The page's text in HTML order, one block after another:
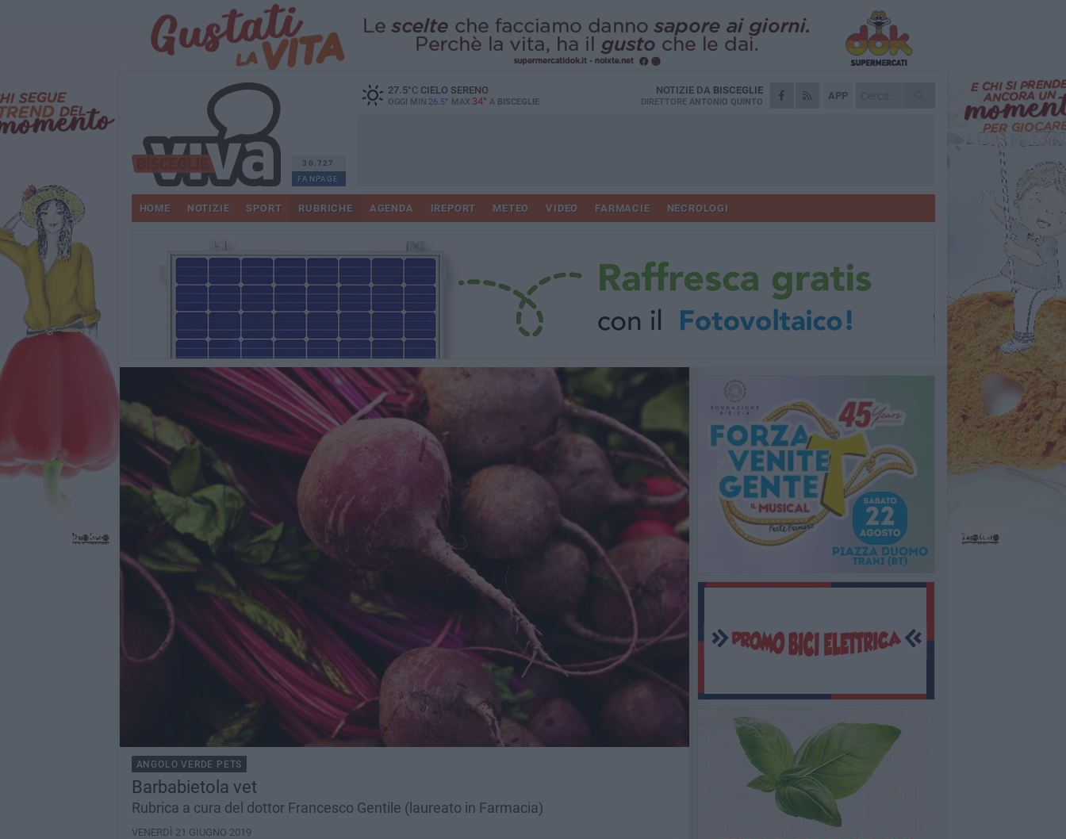
30.727
FANPAGE
27.5°CCIELO SERENO
OGGI MIN 26.5° MAX 34° A BISCEGLIE
APP
NOTIZIE DA BISCEGLIE
DIRETTORE ANTONIO QUINTO
HOME NOTIZIE SPORT RUBRICHE AGENDA IREPORT METEO VIDEO FARMACIE NECROLOGI
ANGOLO VERDE PETS
Barbabietola vet
Rubrica a cura del dottor Francesco Gentile (laureato in Farmacia)
VENERDÌ 21 GIUGNO 2019